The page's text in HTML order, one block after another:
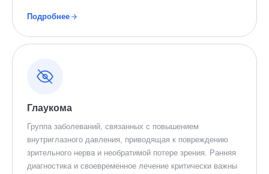
Подробнее
Глаукома
Группа заболеваний, связанных с повышением
внутриглазного давления, приводящая к повреждению
зрительного нерва и необратимой потере зрения. Ранняя
диагностика и своевременное лечение критически важны